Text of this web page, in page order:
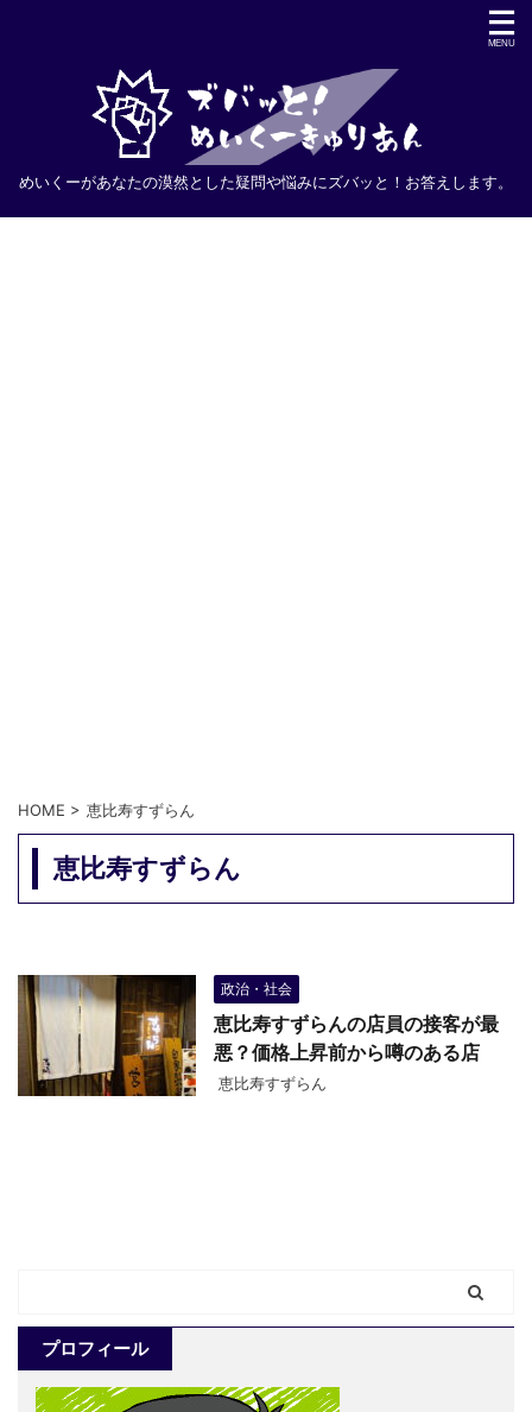
めいくーがあなたの漠然とした疑問や悩みにズバッと！お答えします。
HOME > 恵比寿すずらん
恵比寿すずらん
政治・社会
恵比寿すずらんの店員の接客が最
悪？価格上昇前から噂のある店
恵比寿すずらん
プロフィール